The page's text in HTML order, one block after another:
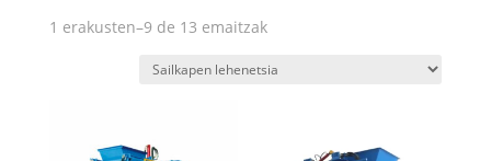
1 erakusten–9 de 13 emaitzak